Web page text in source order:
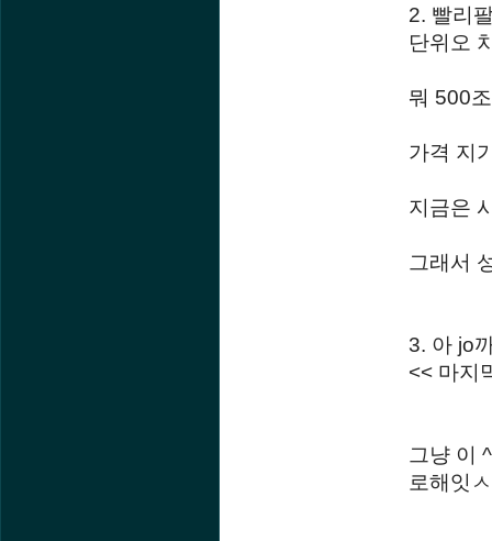
2. 빨리
단위오
뭐 500
가격 지
지금은
그래서
3. 아 jo
<< 마지
그냥 이
로해잇